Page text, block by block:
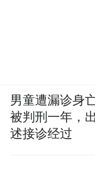
男童遭漏诊身
被判刑一年，
述接诊经过